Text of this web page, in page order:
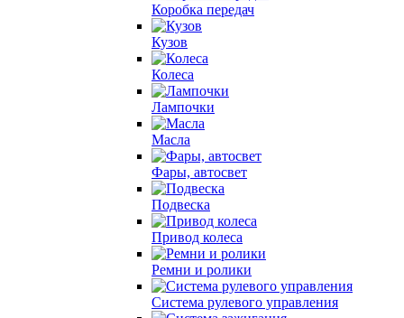
Коробка передач
Кузов
Колеса
Лампочки
Масла
Фары, автосвет
Подвеска
Привод колеса
Ремни и ролики
Система рулевого управления